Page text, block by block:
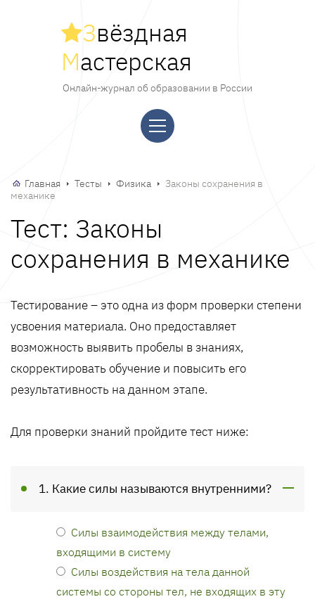
Звёздная
Мастерская
Онлайн-журнал об образовании в России
Главная Тесты Физика
Законы сохранения в
механике
Тест: Законы
сохранения в механике
Тестирование – это одна из форм проверки степени
усвоения материала. Оно предоставляет
возможность выявить пробелы в знаниях,
скорректировать обучение и повысить его
результативность на данном этапе.
Для проверки знаний пройдите тест ниже:
1. Какие силы называются внутренними?
Силы взаимодействия между телами,
входящими в систему
Силы воздействия на тела данной
системы со стороны тел, не входящих в эту